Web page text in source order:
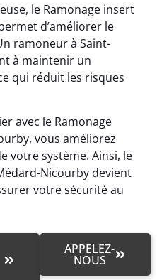
le Ramonage insert
d’améliorer le
ramoneur à Saint-
à maintenir un
qui réduit les risques
avec le Ramonage
vous améliorez
votre système. Ainsi, le
Nicourby devient
votre sécurité au
APPELEZ-
NOUS